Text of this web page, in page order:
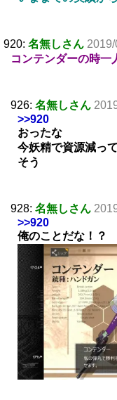
920: 名無しさん
コンテンダーの時一
926: 名無しさん
>>920
おったな
今妖精で資源減っ
そう
928: 名無しさん
>>920
俺のことだな！？